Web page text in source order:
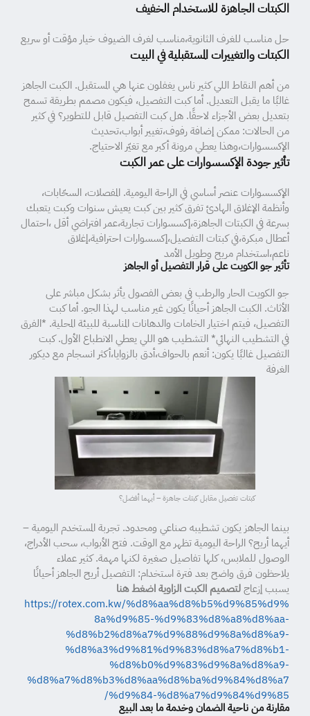
الكبتات الجاهزة للاستخدام الخفيف
حل مناسب للغرف الثانوية،مناسب لغرف الضيوف خيار مؤقت أو سريع
الكبتات والتغييرات المستقبلية في البيت
من أهم النقاط اللي كثير ناس يغفلون عنها هي المستقبل. الكبت الجاهز
غالبًا ما يقبل التعديل. أما كبت التفصيل، فيكون مصمم بطريقة تسمح
بتعديل بعض الأجزاء لاحقًا. هل كبت التفصيل قابل للتطوير؟ في كثير
من الحالات: ممكن إضافة رفوف،تغيير أبواب،تحديث
الإكسسوارات،وهذا يعطي مرونة أكبر مع تغيّر الاحتياج.
تأثير جودة الإكسسوارات على عمر الكبت
الإكسسوارات عنصر أساسي في الراحة اليومية. المفصلات، السحّابات،
وأنظمة الإغلاق الهادئ تفرق كثير بين كبت يعيش سنوات وكبت يتعبك
بسرعة في الكبتات الجاهزة،إكسسوارات تجارية،عمر افتراضي أقل ،احتمال
أعطال مبكرة،في كبتات التفصيل،إكسسوارات احترافية،إغلاق
ناعم،استخدام مريح وطويل الأمد
تأثير جو الكويت على قرار التفصيل أو الجاهز
جو الكويت الحار والرطب في بعض الفصول يأثر بشكل مباشر على
الأثاث. الكبت الجاهز أحيانًا يكون غير مناسب لهذا الجو. أما كبت
التفصيل، فيتم اختيار الخامات والدهانات المناسبة للبيئة المحلية. *الفرق
في التشطيب النهائي* التشطيب هو اللي يعطي الانطباع الأول. كبت
التفصيل غالبًا يكون: أنعم بالحواف،أدق بالزوايا،أكثر انسجام مع ديكور
الغرفة
كبتات تفصيل مقابل كبتات جاهزة – أيهما أفضل؟
بينما الجاهز يكون تشطيبه صناعي ومحدود. تجربة المستخدم اليومية –
أيهما أريح؟ الراحة اليومية تظهر مع الوقت. فتح الأبواب، سحب الأدراج،
الوصول للملابس، كلها تفاصيل صغيرة لكنها مهمة. كثير عملاء
يلاحظون فرق واضح بعد فترة استخدام: التفصيل أريح الجاهز أحيانًا
يسبب إزعاجلتصميم الكبت الزاوية اضغط هنا
https://rotex.com.kw/%d8%aa%d8%b5%d9%85%d9%
8a%d9%85-%d9%83%d8%a8%d8%aa-
%d8%b2%d8%a7%d9%88%d9%8a%d8%a9-
%d8%a3%d9%81%d9%83%d8%a7%d8%b1-
%d8%b0%d9%83%d9%8a%d8%a9-
%d8%a7%d8%b3%d8%aa%d8%ba%d9%84%d8%a7
%d9%84-%d8%a7%d9%84%d9%85/
مقارنة من ناحية الضمان وخدمة ما بعد البيع